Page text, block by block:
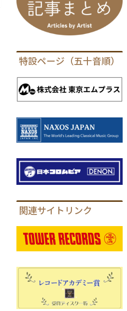
特設ページ（五十音順）
関連サイトリンク